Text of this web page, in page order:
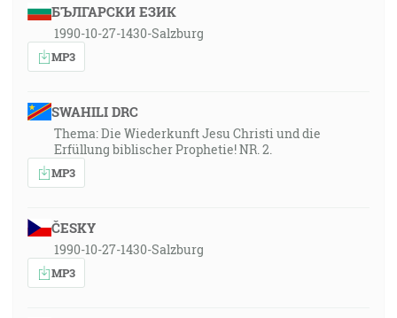
БЪЛГАРСКИ ЕЗИК
1990-10-27-1430-Salzburg
MP3
SWAHILI DRC
Thema: Die Wiederkunft Jesu Christi und die
Erfüllung biblischer Prophetie! NR. 2.
MP3
ČESKY
1990-10-27-1430-Salzburg
MP3